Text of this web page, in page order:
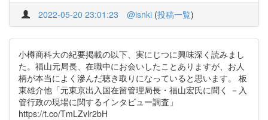
2022-05-20 23:01:23 @isnki (投稿一覧)
小樽商科大の紀要掲載の以下、実にじつに興味深く読みまし
た。福山元局長、在職中にお会いしたことありますが、お人
柄が本当によく滲んだ聴き取りになっていると思います。 板
東雄介他「元東京出入国在留管理局長・福山宏氏に聞く －入
管行政の現場に関するインタビュー調査」
https://t.co/TmLZvlr2bH